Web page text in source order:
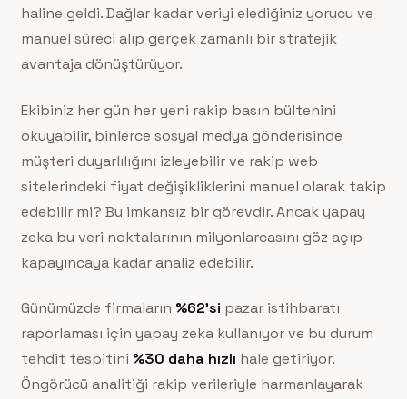
haline geldi. Dağlar kadar veriyi elediğiniz yorucu ve
manuel süreci alıp gerçek zamanlı bir stratejik
avantaja dönüştürüyor.
Ekibiniz her gün her yeni rakip basın bültenini
okuyabilir, binlerce sosyal medya gönderisinde
müşteri duyarlılığını izleyebilir ve rakip web
sitelerindeki fiyat değişikliklerini manuel olarak takip
edebilir mi? Bu imkansız bir görevdir. Ancak yapay
zeka bu veri noktalarının milyonlarcasını göz açıp
kapayıncaya kadar analiz edebilir.
Günümüzde firmaların %62’si pazar istihbaratı
raporlaması için yapay zeka kullanıyor ve bu durum
tehdit tespitini %30 daha hızlı hale getiriyor.
Öngörücü analitiği rakip verileriyle harmanlayarak